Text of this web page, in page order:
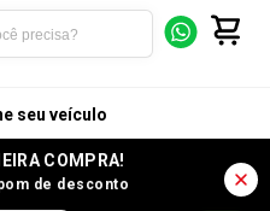
seu veículo
COMPRA!
de desconto